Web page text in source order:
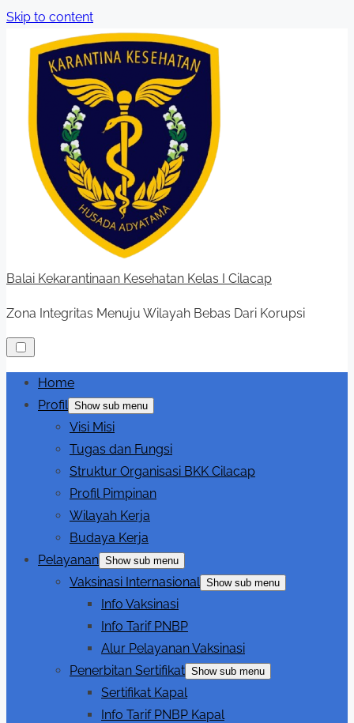
Skip to content
Balai Kekarantinaan Kesehatan Kelas I Cilacap
Zona Integritas Menuju Wilayah Bebas Dari Korupsi
Home
Profil Show sub menu
Visi Misi
Tugas dan Fungsi
Struktur Organisasi BKK Cilacap
Profil Pimpinan
Wilayah Kerja
Budaya Kerja
Pelayanan Show sub menu
Vaksinasi Internasional Show sub menu
Info Vaksinasi
Info Tarif PNBP
Alur Pelayanan Vaksinasi
Penerbitan Sertifikat Show sub menu
Sertifikat Kapal
Info Tarif PNBP Kapal